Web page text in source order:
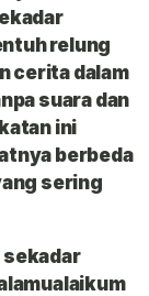
relung
cerita dalam
suara dan
ini
berbeda
sering
sekadar